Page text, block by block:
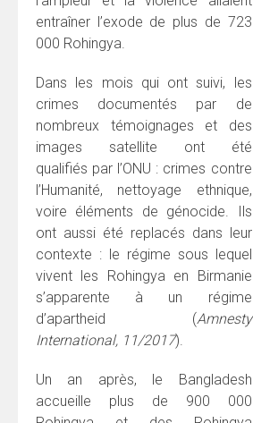
entraîner l’exode de plus de 723
000 Rohingya.
Dans les mois qui ont suivi, les
crimes documentés par de
nombreux témoignages et des
images satellite ont été
qualifiés par l’ONU : crimes contre
l’Humanité, nettoyage ethnique,
voire éléments de génocide. Ils
ont aussi été replacés dans leur
contexte : le régime sous lequel
vivent les Rohingya en Birmanie
s’apparente à un régime
d’apartheid (Amnesty
International, 11/2017).
Un an après, le Bangladesh
accueille plus de 900 000